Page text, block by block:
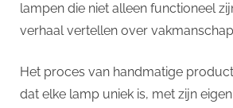
lampen die niet alleen functioneel
verhaal vertellen over
Het proces van handmatige
dat elke lamp uniek is, met zijn